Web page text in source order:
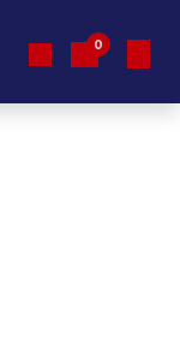
0